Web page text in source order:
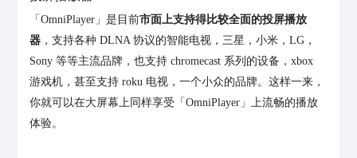
「OmniPlayer」是目前市面上支持得比较全面的投屏播放
器 ，支持各种 DLNA 协议的智能电视，三星，小米，LG，
Sony 等等主流品牌，也支持 chromecast 系列的设备，xbox
游戏机，甚至支持 roku 电视，一个小众的品牌。这样一来，
你就可以在大屏幕上同样享受「OmniPlayer」上流畅的播放
体验。